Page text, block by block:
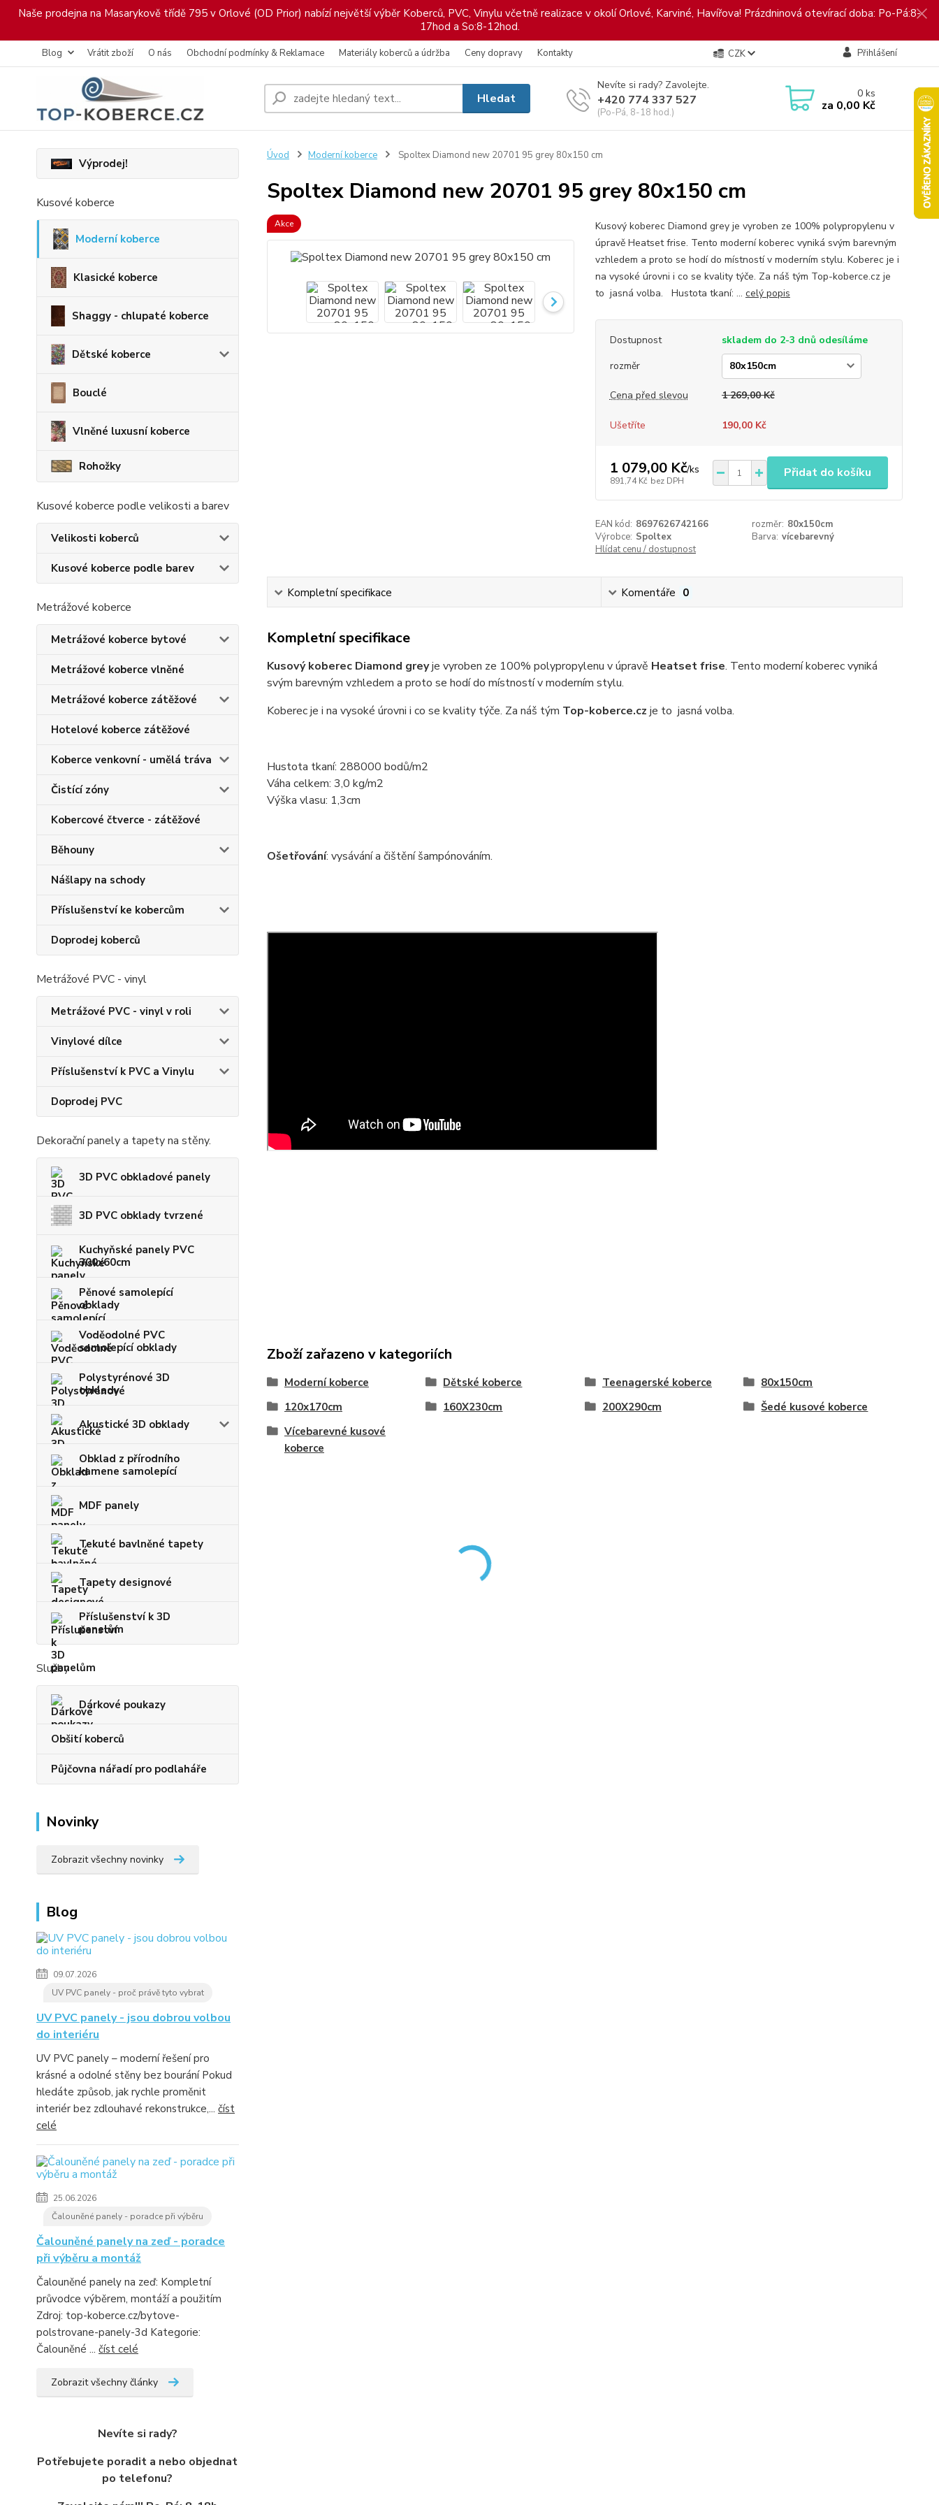
Naše prodejna na Masarykově třídě 795 v Orlové (OD Prior) nabízí největší výběr Koberců, PVC, Vinylu včetně realizace v okolí Orlové, Karviné, Havířova! Prázdninová otevírací doba: Po-Pá:8-
17hod a So:8-12hod.
Blog Vrátit zboží O nás Obchodní podmínky & Reklamace Materiály koberců a údržba Ceny dopravy Kontakty CZK Přihlášení
Hledat
Nevíte si rady? Zavolejte.
+420 774 337 527
(Po-Pá, 8-18 hod.)
0ks
za 0,00 Kč
Výprodej!
Kusové koberce
Moderní koberce
Klasické koberce
Shaggy - chlupaté koberce
Dětské koberce
Bouclé
Vlněné luxusní koberce
Rohožky
Kusové koberce podle velikosti a barev
Velikosti koberců
Kusové koberce podle barev
Metrážové koberce
Metrážové koberce bytové
Metrážové koberce vlněné
Metrážové koberce zátěžové
Hotelové koberce zátěžové
Koberce venkovní - umělá tráva
Čistící zóny
Kobercové čtverce - zátěžové
Běhouny
Nášlapy na schody
Příslušenství ke kobercům
Doprodej koberců
Metrážové PVC - vinyl
Metrážové PVC - vinyl v roli
Vinylové dílce
Příslušenství k PVC a Vinylu
Doprodej PVC
Dekorační panely a tapety na stěny.
3D PVC obkladové panely
3D PVC obklady tvrzené
Kuchyňské panely PVC
300x60cm
Pěnové samolepící
obklady
Voděodolné PVC
samolepící obklady
Polystyrénové 3D
obklady
Akustické 3D obklady
Obklad z přírodního
kamene samolepící
MDF panely
Tekuté bavlněné tapety
Tapety designové
Příslušenství k 3D
panelům
Služby
Dárkové poukazy
Obšití koberců
Půjčovna nářadí pro podlaháře
Novinky
Zobrazit všechny novinky
Blog
09.07.2026
UV PVC panely - proč právě tyto vybrat
UV PVC panely - jsou dobrou volbou
do interiéru
UV PVC panely – moderní řešení pro
krásné a odolné stěny bez bourání Pokud
hledáte způsob, jak rychle proměnit
interiér bez zdlouhavé rekonstrukce,... číst
celé
25.06.2026
Čalouněné panely - poradce při výběru
Čalouněné panely na zeď - poradce
při výběru a montáž
Čalouněné panely na zeď: Kompletní
průvodce výběrem, montáží a použitím
Zdroj: top-koberce.cz/bytove-
polstrovane-panely-3d Kategorie:
Čalouněné ... číst celé
Zobrazit všechny články
Nevíte si rady?
Potřebujete poradit a nebo objednat
po telefonu?
Úvod Moderní koberce Spoltex Diamond new 20701 95 grey 80x150 cm
Spoltex Diamond new 20701 95 grey 80x150 cm
Akce
Kusový koberec Diamond grey je vyroben ze 100% polypropylenu v
úpravě Heatset frise. Tento moderní koberec vyniká svým barevným
vzhledem a proto se hodí do místností v moderním stylu. Koberec je i
na vysoké úrovni i co se kvality týče. Za náš tým Top-koberce.cz je
to jasná volba. Hustota tkaní: ... celý popis
Dostupnost
skladem do 2-3 dnů odesíláme
rozměr
Cena před slevou 1 269,00 Kč
Ušetříte 190,00 Kč
1 079,00 Kč/ks
891,74 Kč bez DPH
Přidat do košíku
EAN kód: 8697626742166 rozměr: 80x150cm
Výrobce: Spoltex Barva: vícebarevný
Hlídat cenu / dostupnost
Kompletní specifikace Komentáře 0
Kompletní specifikace
Kusový koberec Diamond greyje vyroben ze 100% polypropylenu v úpravě Heatset frise. Tento moderní koberec vyniká
svým barevným vzhledem a proto se hodí do místností v moderním stylu.
Koberec je i na vysoké úrovni i co se kvality týče. Za náš tým Top-koberce.cz je to jasná volba.
Hustota tkaní: 288000 bodů/m2
Váha celkem: 3,0 kg/m2
Výška vlasu: 1,3cm
Ošetřování: vysávání a čištění šampónováním.
Zboží zařazeno v kategoriích
Moderní koberce Dětské koberce Teenagerské koberce
80x150cm
120x170cm
160X230cm 200X290cm
Šedé kusové koberce
Vícebarevné kusové
koberce